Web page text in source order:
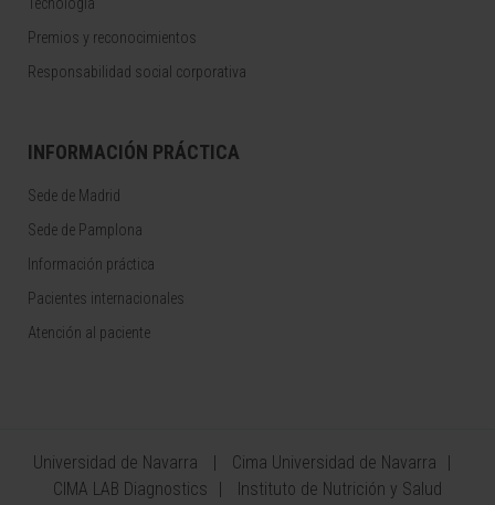
Tecnología
Premios y reconocimientos
Responsabilidad social corporativa
INFORMACIÓN PRÁCTICA
Sede de Madrid
Sede de Pamplona
Información práctica
Pacientes internacionales
Atención al paciente
Universidad de Navarra
Cima Universidad de Navarra
CIMA LAB Diagnostics
Instituto de Nutrición y Salud